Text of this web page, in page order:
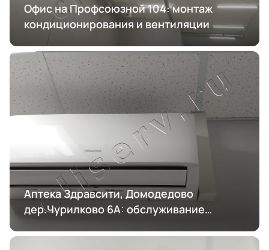
Офис на Профсоюзной 104: монтаж
кондиционирования и вентиляции
Аптека Здравсити, Домодедово
дер.Чурилково 6А: обслуживание